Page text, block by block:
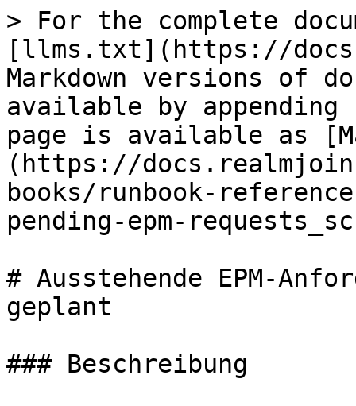
> For the complete
[llms.txt](https://
Markdown versions of
available by
page is available as
(https://
books/runbook-
pending-epm-
# Ausstehende EPM-
geplant
### Beschreibung